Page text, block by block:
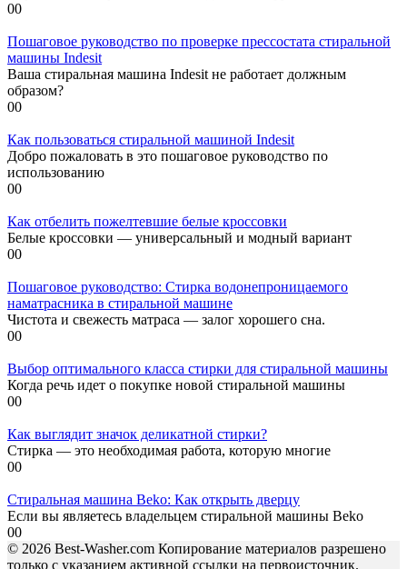
00
Пошаговое руководство по проверке прессостата стиральной
машины Indesit
Ваша стиральная машина Indesit не работает должным
образом?
00
Как пользоваться стиральной машиной Indesit
Добро пожаловать в это пошаговое руководство по
использованию
00
Как отбелить пожелтевшие белые кроссовки
Белые кроссовки — универсальный и модный вариант
00
Пошаговое руководство: Стирка водонепроницаемого
наматрасника в стиральной машине
Чистота и свежесть матраса — залог хорошего сна.
00
Выбор оптимального класса стирки для стиральной машины
Когда речь идет о покупке новой стиральной машины
00
Как выглядит значок деликатной стирки?
Стирка — это необходимая работа, которую многие
00
Стиральная машина Beko: Как открыть дверцу
Если вы являетесь владельцем стиральной машины Beko
00
© 2026 Best-Washer.com Копирование материалов разрешено
только с указанием активной ссылки на первоисточник.